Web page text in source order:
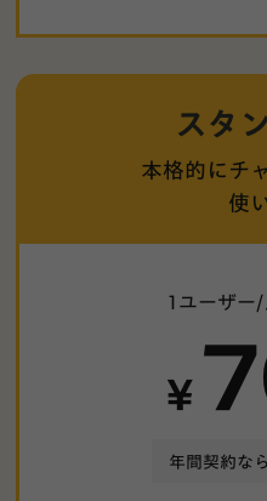
スタ
本格的にチ
使
1ユーザー
¥
年間契約なら